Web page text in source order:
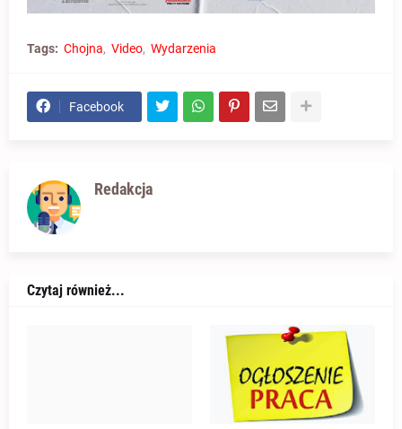
Tags: Chojna Video Wydarzenia
Facebook
Redakcja
Czytaj również...